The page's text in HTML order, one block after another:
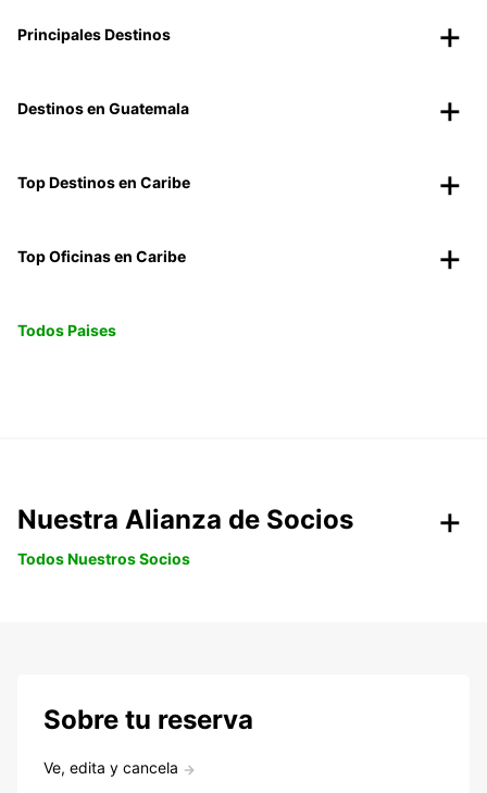
Principales Destinos
Destinos en Guatemala
Top Destinos en Caribe
Top Oficinas en Caribe
Todos Paises
Nuestra Alianza de Socios
Todos Nuestros Socios
Sobre tu reserva
Ve, edita y cancela